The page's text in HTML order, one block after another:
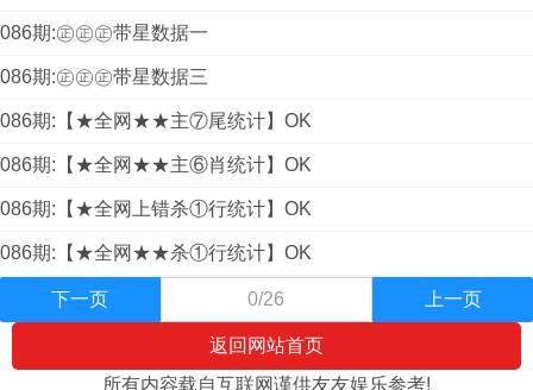
086期:㊣㊣㊣带星数据一
086期:㊣㊣㊣带星数据三
086期:【★全网★★主⑦尾统计】OK
086期:【★全网★★主⑥肖统计】OK
086期:【★全网上错杀①行统计】OK
086期:【★全网★★杀①行统计】OK
下一页 0/26 上一页
返回网站首页
所有内容载自互联网谨供友友娱乐参考!